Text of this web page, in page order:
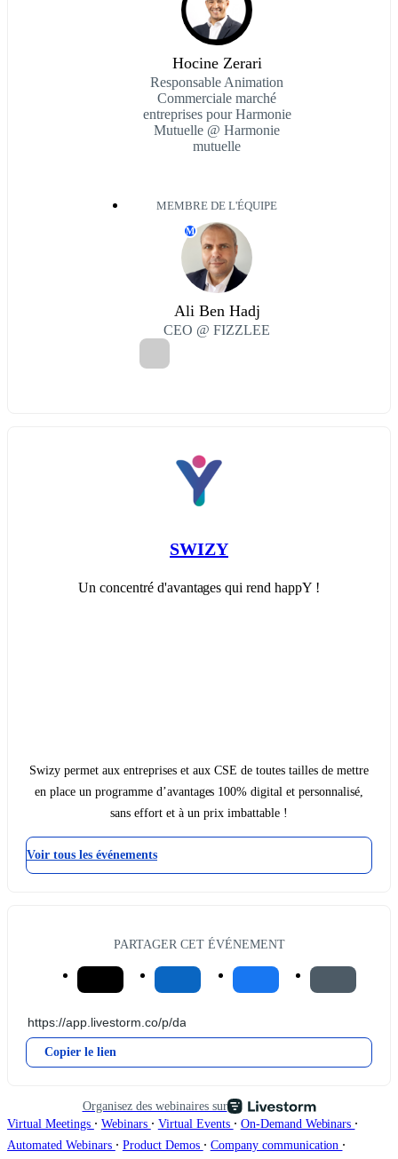
Hocine Zerari
Responsable Animation
Commerciale marché
entreprises pour Harmonie
Mutuelle @ Harmonie
mutuelle
MEMBRE DE L'ÉQUIPE
M
Ali Ben Hadj
CEO @ FIZZLEE
SWIZY
Un concentré d'avantages qui rend happY !
Swizy permet aux entreprises et aux CSE de toutes tailles de mettre
en place un programme d’avantages 100% digital et personnalisé,
sans effort et à un prix imbattable !
Voir tous les événements
PARTAGER CET ÉVÉNEMENT
Copier le lien
Organisez des webinaires sur
Virtual Meetings ∙ Webinars ∙ Virtual Events ∙ On-Demand Webinars ∙
Automated Webinars ∙ Product Demos ∙ Company communication ∙